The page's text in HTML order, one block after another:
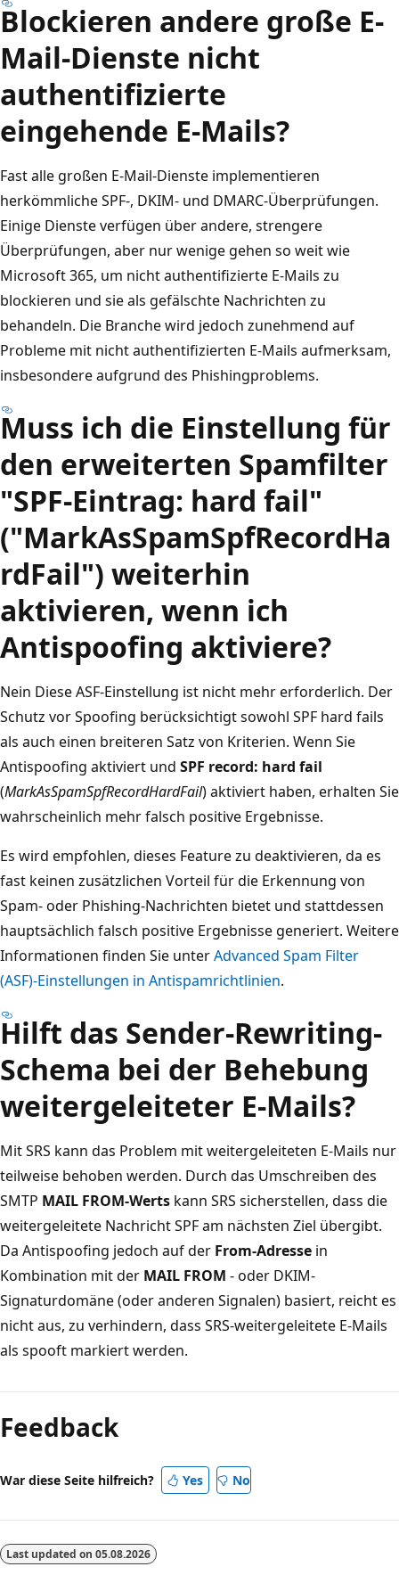
Blockieren andere große E-
Mail-Dienste nicht
authentifizierte
eingehende E-Mails?
Fast alle großen E-Mail-Dienste implementieren
herkömmliche SPF-, DKIM- und DMARC-Überprüfungen.
Einige Dienste verfügen über andere, strengere
Überprüfungen, aber nur wenige gehen so weit wie
Microsoft 365, um nicht authentifizierte E-Mails zu
blockieren und sie als gefälschte Nachrichten zu
behandeln. Die Branche wird jedoch zunehmend auf
Probleme mit nicht authentifizierten E-Mails aufmerksam,
insbesondere aufgrund des Phishingproblems.
Muss ich die Einstellung für
den erweiterten Spamfilter
"SPF-Eintrag: hard fail"
("MarkAsSpamSpfRecordHa
rdFail") weiterhin
aktivieren, wenn ich
Antispoofing aktiviere?
Nein Diese ASF-Einstellung ist nicht mehr erforderlich. Der
Schutz vor Spoofing berücksichtigt sowohl SPF hard fails
als auch einen breiteren Satz von Kriterien. Wenn Sie
Antispoofing aktiviert und SPF record: hard fail
(MarkAsSpamSpfRecordHardFail) aktiviert haben, erhalten Sie
wahrscheinlich mehr falsch positive Ergebnisse.
Es wird empfohlen, dieses Feature zu deaktivieren, da es
fast keinen zusätzlichen Vorteil für die Erkennung von
Spam- oder Phishing-Nachrichten bietet und stattdessen
hauptsächlich falsch positive Ergebnisse generiert. Weitere
Informationen finden Sie unterAdvanced Spam Filter
(ASF)-Einstellungen in Antispamrichtlinien.
Hilft das Sender-Rewriting-
Schema bei der Behebung
weitergeleiteter E-Mails?
Mit SRS kann das Problem mit weitergeleiteten E-Mails nur
teilweise behoben werden. Durch das Umschreiben des
SMTP MAIL FROM-Werts kann SRS sicherstellen, dass die
weitergeleitete Nachricht SPF am nächsten Ziel übergibt.
Da Antispoofing jedoch auf der From-Adresse in
Kombination mit der MAIL FROM - oder DKIM-
Signaturdomäne (oder anderen Signalen) basiert, reicht es
nicht aus, zu verhindern, dass SRS-weitergeleitete E-Mails
als spooft markiert werden.
Feedback
War diese Seite hilfreich? Yes No
Last updated on 05.08.2026